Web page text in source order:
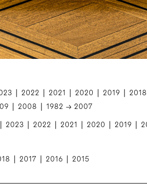
2022 2021 2020 2019 2018
2008 1982 → 2007
2023 2022 2021 2020 2019
2017 2016 2015